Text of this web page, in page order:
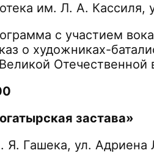
им. Л. А. Кассиля,
с участием
о художниках-
Отечественной
застава»
Я. Гашека, ул. Адриена